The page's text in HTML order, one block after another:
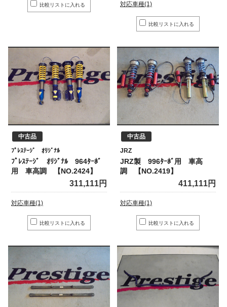
対応車種(1)
ﾌﾟﾚｽﾃｰｼﾞ ｵﾘｼﾞﾅﾙ
ﾌﾟﾚｽﾃｰｼﾞ ｵﾘｼﾞﾅﾙ 964ﾀｰﾎﾞ
用 車高調 【NO.2424】
中古品
311,111円
対応車種(1)
JRZ
JRZ製 996ﾀｰﾎﾞ用 車高
調 【NO.2419】
中古品
411,111円
対応車種(1)